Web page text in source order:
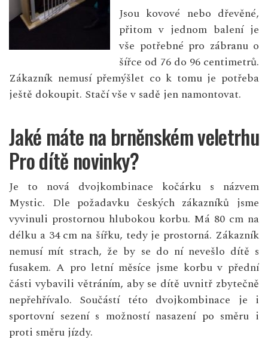
Jsou kovové nebo dřevěné,
přitom v jednom balení je
vše potřebné pro zábranu o
šířce od 76 do 96 centimetrů.
Zákazník nemusí přemýšlet co k tomu je potřeba
ještě dokoupit. Stačí vše v sadě jen namontovat.
Jaké máte na brněnském veletrhu
Pro dítě novinky?
Je to nová dvojkombinace kočárku s názvem
Mystic. Dle požadavku českých zákazníků jsme
vyvinuli prostornou hlubokou korbu. Má 80 cm na
délku a 34 cm na šířku, tedy je prostorná. Zákazník
nemusí mít strach, že by se do ní nevešlo dítě s
fusakem. A pro letní měsíce jsme korbu v přední
části vybavili větráním, aby se dítě uvnitř zbytečně
nepřehřívalo. Součástí této dvojkombinace je i
sportovní sezení s možností nasazení po směru i
proti směru jízdy.